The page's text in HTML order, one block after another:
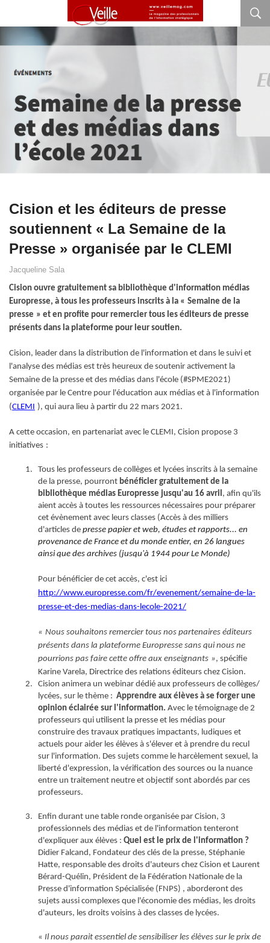
Cision et les éditeurs de presse
soutiennent « La Semaine de la
Presse » organisée par le CLEMI
Jacqueline Sala
Cision ouvre gratuitement sa bibliothèque d'information médias
Europresse, à tous les professeurs inscrits à la « Semaine de la
presse » et en profite pour remercier tous les éditeurs de presse
présents dans la plateforme pour leur soutien.
Cision, leader dans la distribution de l'information et dans le suivi et
l'analyse des médias est très heureux de soutenir activement la
Semaine de la presse et des médias dans l'école (#SPME2021)
organisée par le Centre pour l'éducation aux médias et à l'information
(CLEMI ), qui aura lieu à partir du 22 mars 2021.
A cette occasion, en partenariat avec le CLEMI, Cision propose 3
initiatives :
Tous les professeurs de collèges et lycées inscrits à la semaine
de la presse, pourront bénéficier gratuitement de la
bibliothèque médias Europresse jusqu'au 16 avril, afin qu'ils
aient accès à toutes les ressources nécessaires pour préparer
cet évènement avec leurs classes (Accès à des milliers
d'articles de presse papier et web, études et rapports... en
provenance de France et du monde entier, en 26 langues
ainsi que des archives (jusqu'à 1944 pour Le Monde)
Pour bénéficier de cet accès, c'est ici
http://www.europresse.com/fr/evenement/semaine-de-la-
presse-et-des-medias-dans-lecole-2021/
« Nous souhaitons remerciertous nos partenaires éditeurs
présents dans la plateforme Europresse sans qui nous ne
pourrions pas faire cette offre aux enseignants », spécifie
Karine Varela, Directrice des relations éditeurs chez Cision.
Cision animera un webinar dédié aux professeurs de collèges/
lycées, sur le thème : Apprendre aux élèves à se forger une
opinion éclairée sur l'information. Avec le témoignage de 2
professeurs qui utilisent la presse et les médias pour
construire des travaux pratiques impactants, ludiques et
actuels pour aider les élèves à s'élever et à prendre du recul
sur l'information. Des sujets comme le harcèlement sexuel, la
liberté d'expression, la vérification des sources ou la nuance
entre un traitement neutreet objectif sontabordés par ces
professeurs.
Enfin durant une table ronde organisée par Cision, 3
professionnels des médias et de l'information tenteront
d'expliquer aux élèves : Quel est le prix de l'information ?
Didier Falcand, Fondateur des clés de la presse, Stéphanie
Hatte, responsable des droits d'auteurschez Cision et Laurent
Bérard-Quélin, Président de la Fédération Nationale de la
Presse d'information Spécialisée (FNPS) , aborderont des
sujets aussi complexes que l'économie des médias, les droits
d'auteurs, les droits voisinsà des classes de lycées.
« Il nous parait essentiel de sensibiliser les élèves sur le prix de